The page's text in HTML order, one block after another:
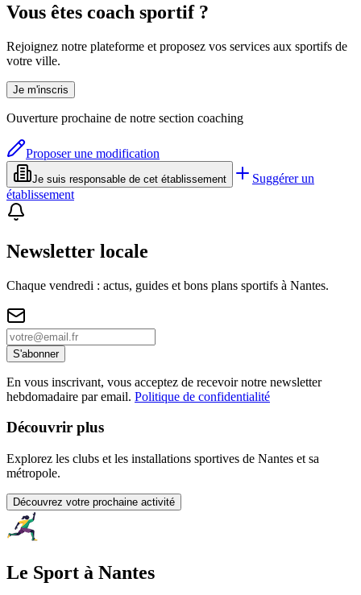
Vous êtes coach sportif ?
Rejoignez notre plateforme et proposez vos services aux sportifs de
votre ville.
Je m'inscris
Ouverture prochaine de notre section coaching
Proposer une modification
Je suis responsable de cet établissement
Suggérer un
établissement
Newsletter locale
Chaque vendredi : actus, guides et bons plans sportifs à Nantes.
S'abonner
En vous inscrivant, vous acceptez de recevoir notre newsletter
hebdomadaire par email. Politique de confidentialité
Découvrir plus
Explorez les clubs et les installations sportives de Nantes et sa
métropole.
Découvrez votre prochaine activité
Le Sport à Nantes